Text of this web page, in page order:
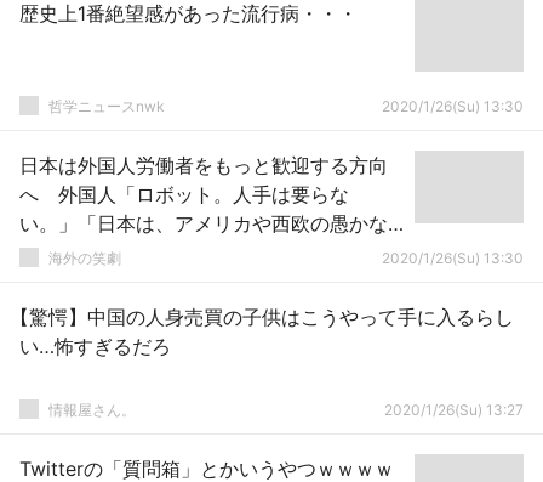
歴史上1番絶望感があった流行病・・・
哲学ニュースnwk 2020/1/26(Su) 13:30
日本は外国人労働者をもっと歓迎する方向
へ 外国人「ロボット。人手は要らな
い。」「日本は、アメリカや西欧の愚かな
例には倣うのは止めてくれ。」
海外の笑劇 2020/1/26(Su) 13:30
【驚愕】中国の人身売買の子供はこうやって手に入るらし
い…怖すぎるだろ
情報屋さん。 2020/1/26(Su) 13:27
Twitterの「質問箱」とかいうやつｗｗｗｗ